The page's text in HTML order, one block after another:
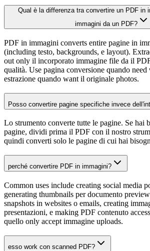
Qual è la differenza tra convertire un PDF in
immagini da un PDF?
PDF in immagini converts entire pagine in
(including testo, backgrounds, e layout).
out only il incorporato immagine file da il
qualità. Use pagina conversione quando need
estrazione quando want il originale photos.
Posso convertire pagine specifiche invece
Lo strumento converte tutte le pagine. Se hai
pagine, dividi prima il PDF con il nostro
quindi converti solo le pagine di cui hai
perché convertire PDF in immagini?
Common uses include creating social media
generating thumbnails per documento
snapshots in websites o emails, creating
presentazioni, e making PDF contenuto
quello only accept immagine uploads.
esso work con scanned PDF?